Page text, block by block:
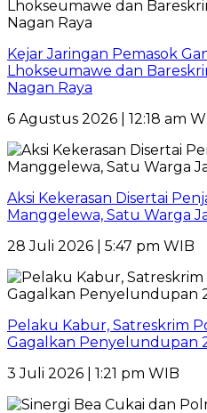
Kejar Jaringan Pemasok
Lhokseumawe dan
Nagan Raya
6 Agustus 2026 | 12:18 am
Aksi Kekerasan Disertai
Manggelewa, Satu Warga
28 Juli 2026 | 5:47 pm WIB
Pelaku Kabur, Satreskrim
Gagalkan Penyelundupan
3 Juli 2026 | 1:21 pm WIB